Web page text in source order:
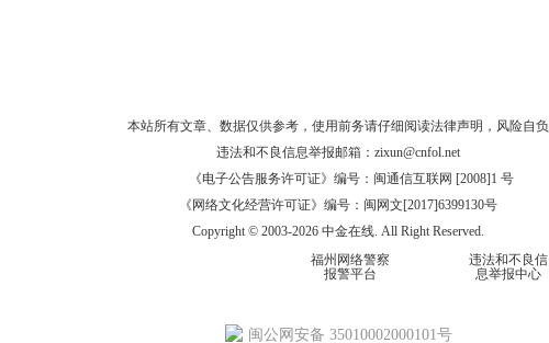
本站所有文章、数据仅供参考，使用前务请仔细阅读法律声明 ，风险自负
违法和不良信息举报邮箱： zixun@cnfol.net
《电子公告服务许可证》编号：闽通信互联网 [2008]1 号
《网络文化经营许可证》编号：闽网文[2017]6399130号
Copyright © 2003-2026 中金在线. All Right Reserved.
福州网络警察
报警平台
违法和不良信
息举报中心
闽公网安备 35010002000101号